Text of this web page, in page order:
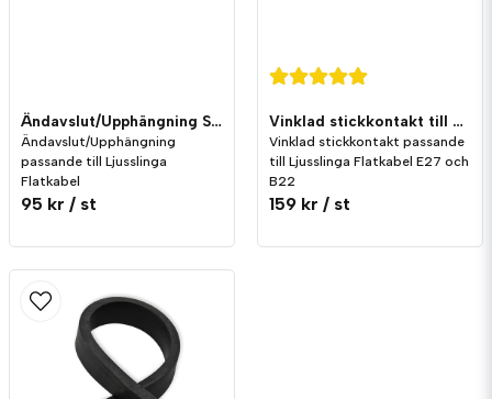
Ändavslut/Upphängning Svart till Ljusslinga Flatkabel Standard
Ändavslut/Upphängning
passande till Ljusslinga
Flatkabel
95 kr / st
Vinklad stickkontakt till Ljusslinga Flatkabel
Vinklad stickkontakt passande
till Ljusslinga Flatkabel E27 och
B22
159 kr / st